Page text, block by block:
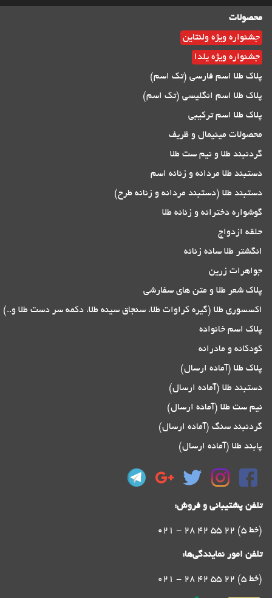
محصولات
جشنواره ویژه ولنتاین
جشنواره ویژه یلدا
پلاک طلا اسم فارسی (تک اسم)
پلاک طلا اسم انگلیسی (تک اسم)
پلاک طلا اسم ترکیبی
محصولات مینیمال و ظریف
گردنبند طلا و نیم ست طلا
دستبند طلا مردانه و زنانه اسم
دستبند طلا (دستبند مردانه و زنانه طرح)
گوشواره دخترانه و زنانه طلا
حلقه ازدواج
انگشتر طلا ساده زنانه
جواهرات زرین
پلاک شعر طلا و متن های سفارشی
اکسسوری طلا (گیره کراوات طلا، سنجاق سینه طلا، دکمه سر دست طلا و..)
پلاک اسم خانواده
کودکانه و مادرانه
پلاک طلا (آماده ارسال)
دستبند طلا (آماده ارسال)
نیم ست طلا (آماده ارسال)
گردنبند سنگ (آماده ارسال)
پابند طلا (آماده ارسال)
تلفن پشتیبانی و فروش:
021 - 28 42 55 22 (5 خط)
تلفن امور نمایندگی‌ها:
021 - 28 42 55 22 (5 خط)